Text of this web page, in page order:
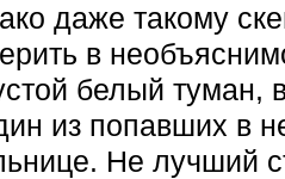
даже такому
в
белый туман,
из попавших в
Не лучший